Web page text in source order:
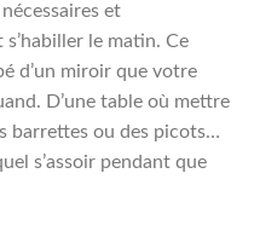
et
le matin. Ce
d’un miroir que votre
D’une table où mettre
barrettes ou des picots…
s’assoir pendant que